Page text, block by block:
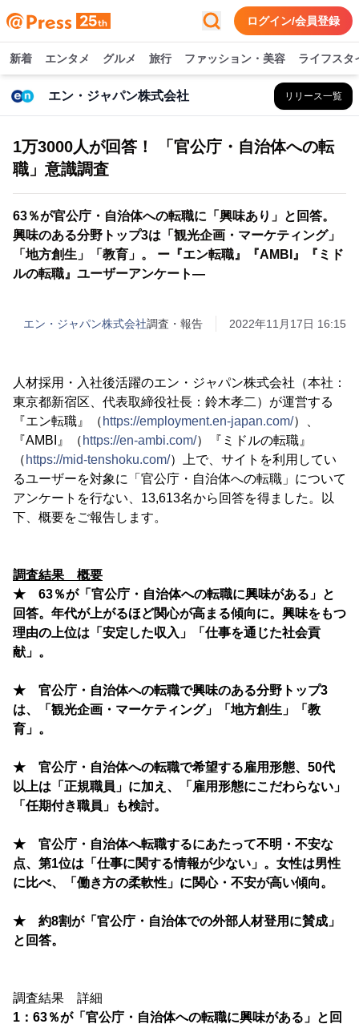
ログイン/会員登録
新着 エンタメ グルメ 旅行 ファッション・美容 ライフスタ
エン・ジャパン株式会社 リリース一覧
1万3000人が回答！ 「官公庁・自治体への転
職」意識調査
63％が官公庁・自治体への転職に「興味あり」と回答。
興味のある分野トップ3は「観光企画・マーケティング」
「地方創生」「教育」。 ー『エン転職』『AMBI』『ミド
ルの転職』ユーザーアンケート―
エン・ジャパン株式会社調査・報告 2022年11月17日 16:15
人材採用・入社後活躍のエン・ジャパン株式会社（本社：
東京都新宿区、代表取締役社長：鈴木孝二）が運営する
『エン転職』（ https://employment.en-japan.com/）、
『AMBI』（ https://en-ambi.com/）『ミドルの転職』
（ https://mid-tenshoku.com/）上で、サイトを利用してい
るユーザーを対象に「官公庁・自治体への転職」について
アンケートを行ない、13,613名から回答を得ました。以
下、概要をご報告します。
調査結果 概要
★ 63％が「官公庁・自治体への転職に興味がある」と
回答。年代が上がるほど関心が高まる傾向に。興味をもつ
理由の上位は「安定した収入」「仕事を通じた社会貢
献」。
★ 官公庁・自治体への転職で興味のある分野トップ3
は、「観光企画・マーケティング」「地方創生」「教
育」。
★ 官公庁・自治体への転職で希望する雇用形態、50代
以上は「正規職員」に加え、「雇用形態にこだわらない」
「任期付き職員」も検討。
★ 官公庁・自治体へ転職するにあたって不明・不安な
点、第1位は「仕事に関する情報が少ない」。女性は男性
に比べ、「働き方の柔軟性」に関心・不安が高い傾向。
★ 約8割が「官公庁・自治体での外部人材登用に賛成」
と回答。
調査結果 詳細
1：63％が「官公庁・自治体への転職に興味がある」と回